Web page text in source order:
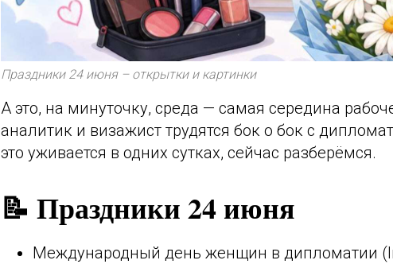
Праздники 24 июня – открытки и картинки
А это, на минуточку, среда — самая середина
аналитик и визажист трудятся бок о бок с
это уживается в одних сутках, сейчас разберёмся.
📝 Праздники 24 июня
Международный день женщин в дипломатии